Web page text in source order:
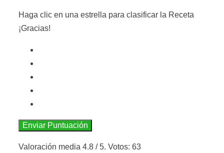
Haga clic en una estrella para clasificar la Receta
¡Gracias!
Enviar Puntuación
Valoración media 4.8 / 5. Votos: 63